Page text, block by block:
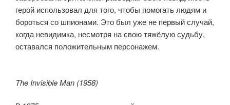
герой использовал для того, чтобы помогать людям и
бороться со шпионами. Это был уже не первый случай,
когда невидимка, несмотря на свою тяжёлую судьбу,
оставался положительным персонажем.
​The Invisible Man (1958)